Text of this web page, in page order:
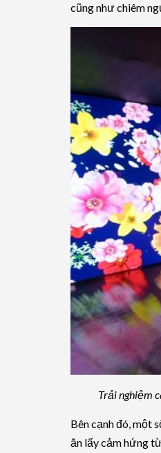
cũng như chiêm
Trải nghiệm
Bên cạnh đó, một
ăn lấy cảm hứng